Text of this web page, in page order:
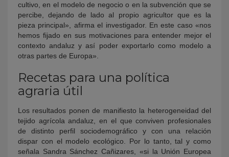
cultivo, en el modelo de negocio o en la subvención que se
percibe, dejando de lado al propio agricultor que es la
pieza principal», afirma el investigador. En este caso «nos
hemos fijado en sus motivaciones para entender mejor el
contexto andaluz y así poder exportarlo como modelo a
otras partes de Europa».
Recetas para una política
agraria útil
Los resultados ponen de manifiesto la heterogeneidad del
tejido agrícola andaluz, en el que conviven profesionales
de distinto perfil sociodemográfico y con una relación
dispar con el modelo ecológico. Por lo tanto, tal y como
señala Sandra Sánchez Cañizares, «si la Unión Europea